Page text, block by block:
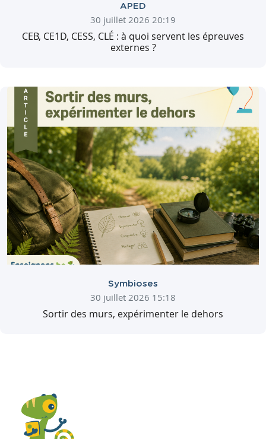
APED
30 juillet 2026 20:19
CEB, CE1D, CESS, CLÉ : à quoi servent les épreuves
externes ?
Symbioses
30 juillet 2026 15:18
Sortir des murs, expérimenter le dehors